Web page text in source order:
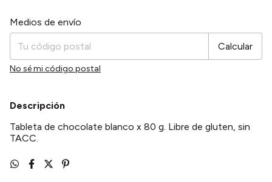
Entregas para el CP:
Medios de envío
Calcular
No sé mi código postal
Descripción
Tableta de chocolate blanco x 80 g. Libre de gluten, sin
TACC.